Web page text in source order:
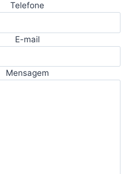
Telefone
E-mail
Mensagem